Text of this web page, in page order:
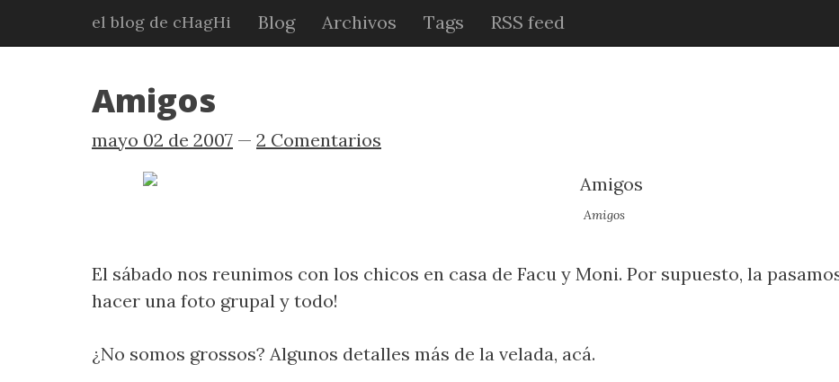
el blog de cHagHi Blog Archivos Tags RSS feed
Amigos
mayo 02 de 2007 2 Comentarios
Amigos
El sábado nos reunimos con los chicos en casa de Facu y Moni. Por supuesto, la
hacer una foto grupal y todo!
¿No somos grossos? Algunos detalles más de la velada, acá.